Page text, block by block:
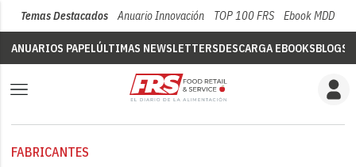
Temas Destacados Anuario Innovación TOP 100 FRS Ebook MDD
ANUARIOS PAPELÚLTIMAS NEWSLETTERSDESCARGA EBOOKSBLOGS
FABRICANTES